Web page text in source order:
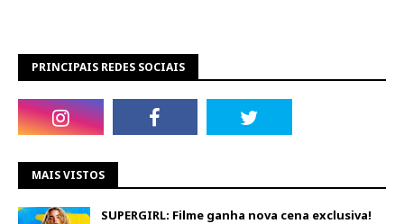
PRINCIPAIS REDES SOCIAIS
MAIS VISTOS
SUPERGIRL: Filme ganha nova cena exclusiva!